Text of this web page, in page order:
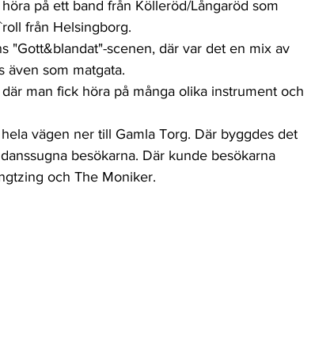
på ett band från Kölleröd/Långaröd som
från Helsingborg.
"Gott&blandat"-scenen, där var det en mix av
även som matgata.
man fick höra på många olika instrument och
vägen ner till Gamla Torg. Där byggdes det
besökarna. Där kunde besökarna
och The Moniker.